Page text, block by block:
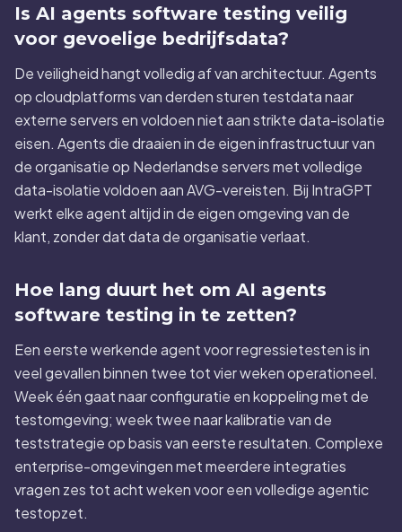
Is AI agents software testing veilig
voor gevoelige bedrijfsdata?
De veiligheid hangt volledig af van architectuur. Agents
op cloudplatforms van derden sturen testdata naar
externe servers en voldoen niet aan strikte data-isolatie
eisen. Agents die draaien in de eigen infrastructuur van
de organisatie op Nederlandse servers met volledige
data-isolatie voldoen aan AVG-vereisten. Bij IntraGPT
werkt elke agent altijd in de eigen omgeving van de
klant, zonder dat data de organisatie verlaat.
Hoe lang duurt het om AI agents
software testing in te zetten?
Een eerste werkende agent voor regressietesten is in
veel gevallen binnen twee tot vier weken operationeel.
Week één gaat naar configuratie en koppeling met de
testomgeving; week twee naar kalibratie van de
teststrategie op basis van eerste resultaten. Complexe
enterprise-omgevingen met meerdere integraties
vragen zes tot acht weken voor een volledige agentic
testopzet.